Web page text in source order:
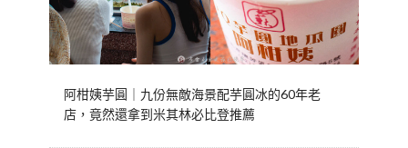
阿柑姨芋圓｜九份無敵海景配芋圓冰的60年老
店，竟然還拿到米其林必比登推薦